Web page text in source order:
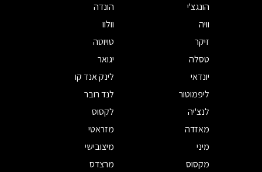
הונגצ'י
הונדה
וויה
וולוו
זיקר
טויוטה
טסלה
יגואר
יונדאי
לינק אנד קו
ליפמוטור
לנד רובר
לנצ'יה
לקסוס
מאזדה
מזראטי
מיני
מיצובישי
מקסוס
מרצדס